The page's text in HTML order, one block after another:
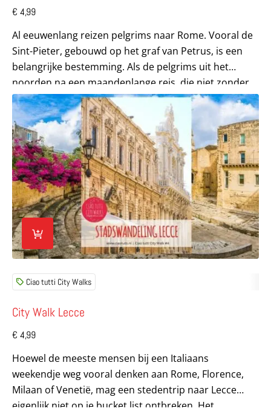
€ 4,99
Al eeuwenlang reizen pelgrims naar Rome. Vooral de
Sint-Pieter, gebouwd op het graf van Petrus, is een
belangrijke bestemming. Als de pelgrims uit het
noorden na een maandenlange reis, die niet zonder...
Ciao tutti City Walks
City Walk Lecce
Lees meer over City Walk Lecce
€ 4,99
Hoewel de meeste mensen bij een Italiaans
weekendje weg vooral denken aan Rome, Florence,
Milaan of Venetië, mag een stedentrip naar Lecce
eigenlijk niet op je bucket list ontbreken. Het